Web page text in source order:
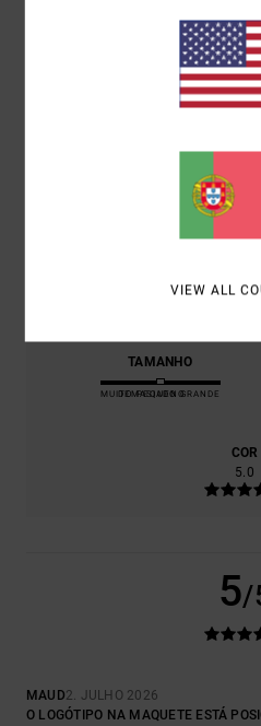
1 AVALIAÇÕES
2026
100% DOS NOSSOS
3.0
TAMANHO
MUITO PEQUENO
DEMASIADO GRANDE
COR
5.0
5/
MAUD2. JULHO 2026
O LOGÓTIPO NA MAQUETE ESTÁ
VIEW ALL